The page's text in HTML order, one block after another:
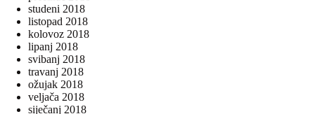
studeni 2018
listopad 2018
kolovoz 2018
lipanj 2018
svibanj 2018
travanj 2018
ožujak 2018
veljača 2018
siječanj 2018